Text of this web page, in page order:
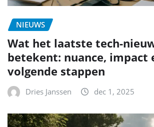
NIEUWS
Wat het laatste tech-
betekent: nuance, impact
volgende stappen
Dries Janssen dec 1, 2025